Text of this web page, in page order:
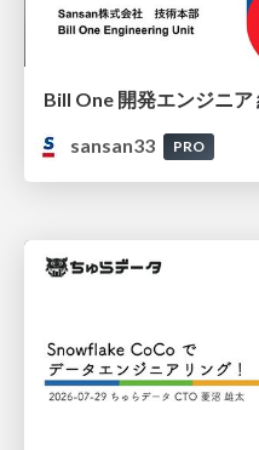
Bill One 開発エンジニア
sansan33
PRO